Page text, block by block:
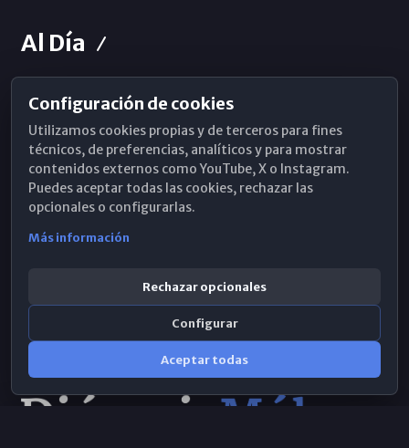
Al Día
Horarios de Misa
Hemeroteca
WhatsApp
Configuración de cookies
Utilizamos cookies propias y de terceros para fines
técnicos, de preferencias, analíticos y para mostrar
contenidos externos como YouTube, X o Instagram.
Puedes aceptar todas las cookies, rechazar las
opcionales o configurarlas.
Más información
Rechazar opcionales
Configurar
Aceptar todas